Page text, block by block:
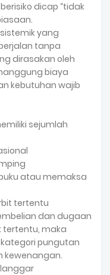
dicap “tidak
yang
tanpa
dirasakan oleh
biaya
kebutuhan wajib
sejumlah
atau memaksa
tertentu
dan dugaan
tertentu, maka
pungutan
kewenangan.